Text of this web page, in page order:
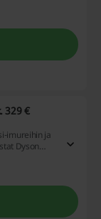
329 €
imureihin ja
Dyson